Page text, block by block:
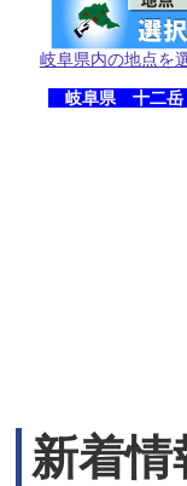
岐阜県内の地点を
岐阜県 十二岳
新着情